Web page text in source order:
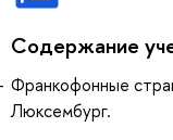
Содержание
Франкофонные
Люксембург.